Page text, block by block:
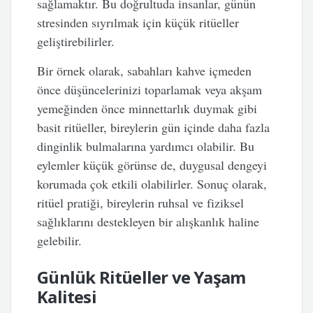
sağlamaktır. Bu doğrultuda insanlar, günün
stresinden sıyrılmak için küçük ritüeller
geliştirebilirler.
Bir örnek olarak, sabahları kahve içmeden
önce düşüncelerinizi toparlamak veya akşam
yemeğinden önce minnettarlık duymak gibi
basit ritüeller, bireylerin gün içinde daha fazla
dinginlik bulmalarına yardımcı olabilir. Bu
eylemler küçük görünse de, duygusal dengeyi
korumada çok etkili olabilirler. Sonuç olarak,
ritüel pratiği, bireylerin ruhsal ve fiziksel
sağlıklarını destekleyen bir alışkanlık haline
gelebilir.
Günlük Ritüeller ve Yaşam
Kalitesi